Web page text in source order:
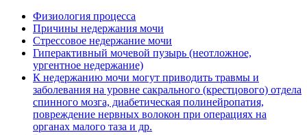
Физиология процесса
Причины недержания мочи
Стрессовое недержание мочи
Гиперактивный мочевой пузырь (неотложное,
ургентное недержание)
К недержанию мочи могут приводить травмы и
заболевания на уровне сакрального (крестцового) отдела
спинного мозга, диабетическая полинейропатия,
повреждение нервных волокон при операциях на
органах малого таза и др.